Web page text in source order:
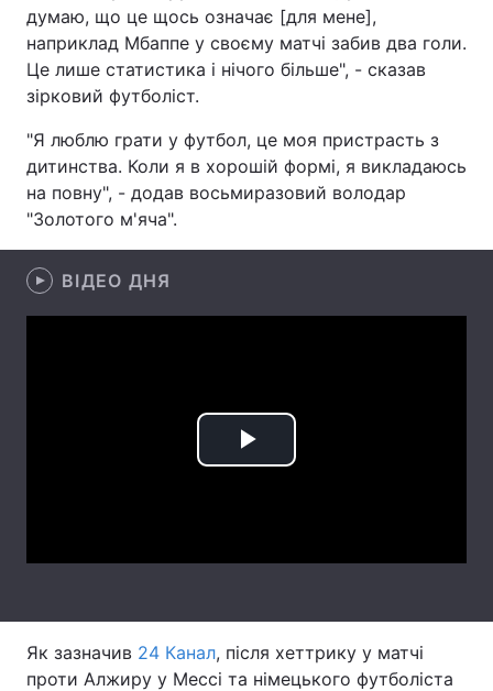
Зброя Інциденти
Здоров'я
Цікавинки Погода
Регіони
Лонгріди
Відео з Youtube
думаю, що це щось означає [для мене],
наприклад Мбаппе у своєму матчі забив два голи.
Це лише статистика і нічого більше", - сказав
зірковий футболіст.
"Я люблю грати у футбол, це моя пристрасть з
дитинства. Коли я в хорошій формі, я викладаюсь
на повну", - додав восьмиразовий володар
"Золотого м'яча".
ВІДЕО ДНЯ
Play
Як зазначив 24 Канал, після хеттрику у матчі
проти Алжиру у Мессі та німецького футболіста